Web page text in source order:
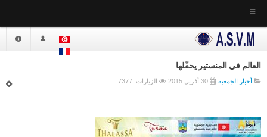
إستقبال
الجمعية
أخبار الجمعية
القـانون الأساسي
العالم في المنستير يحفّلها
أخبار الجمعية 30 أفريل 2015 الزيارات: 7377